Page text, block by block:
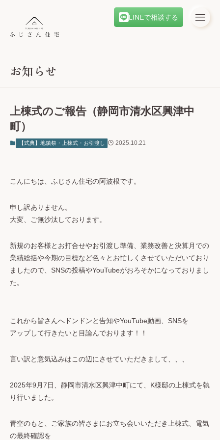
お知らせ
上棟式のご報告（静岡市清水区興津中
町）
【式典】地鎮祭・上棟式・お引渡し 2025.10.21
こんにちは、ふじさん住宅の阿波根です。
申し訳ありません。
大変、ご無沙汰しております。
新規のお客様とお打合せやお引渡し準備、業務改善と決算月での
業績総括や今期の目標など色々とお忙しくさせていただいており
ましたので、SNSの投稿やYouTubeがおろそかになっておりまし
た。
これから皆さんへドンドンと告知やYouTube動画、SNSを
アップして行きたいと目論んでおります！！
言い訳と意気込みはこの辺にさせていただきまして、、、
2025年9月7日、静岡市清水区興津中町にて、K様邸の上棟式を執
り行いました。
青空のもと、ご家族の皆さまにお立ち会いいただき上棟式、電気
の最終確認を
LINEで相談する